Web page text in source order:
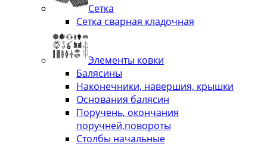
Сетка
Сетка сварная кладочная
Элементы ковки
Балясины
Наконечники, навершия, крышки
Основания балясин
Поручень, окончания
поручней,повороты
Столбы начальные